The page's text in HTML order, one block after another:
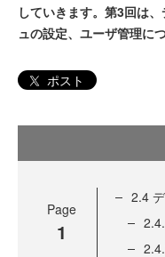
していきます。第3回は
ュの設定、ユーザ管理に
ポスト
Page
1
2.4